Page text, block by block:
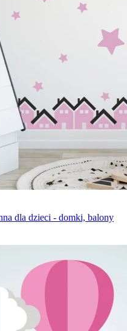
dla dzieci - domki, balony